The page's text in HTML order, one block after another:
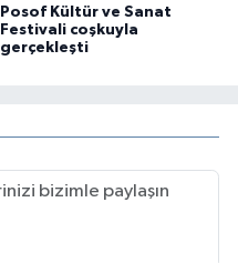
Posof Kültür ve Sanat
Festivali coşkuyla
gerçekleşti